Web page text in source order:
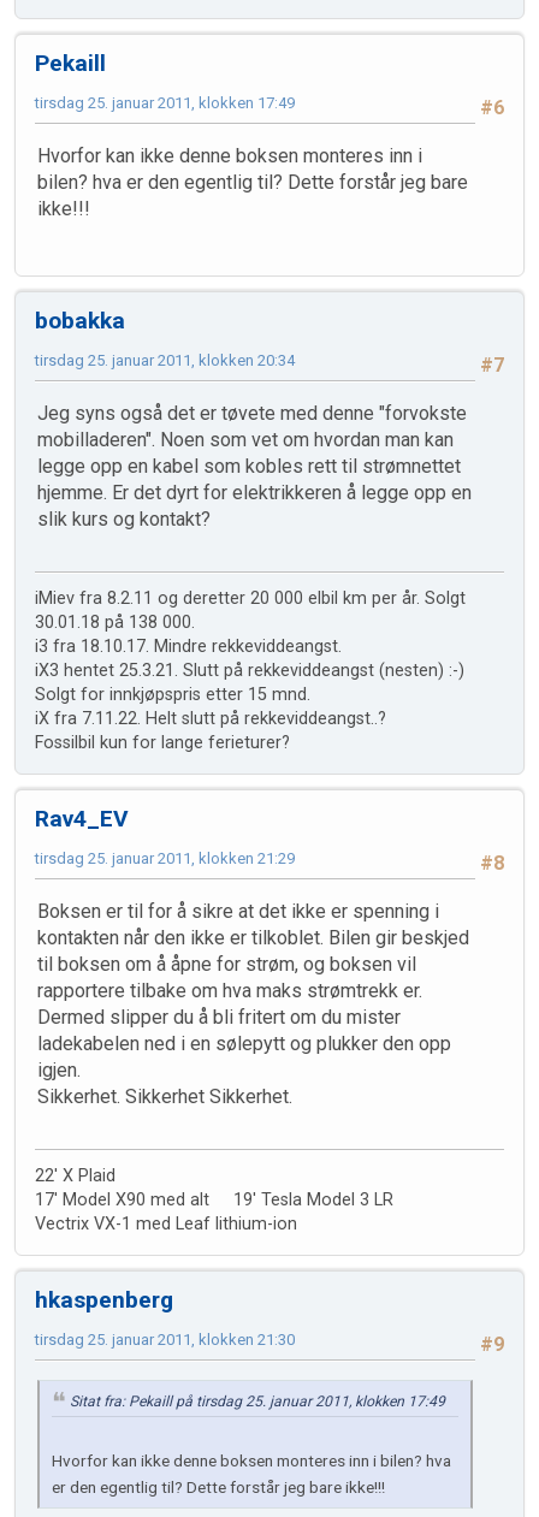
Pekaill
#6
tirsdag 25. januar 2011, klokken 17:49
Hvorfor kan ikke denne boksen monteres inn i
bilen? hva er den egentlig til? Dette forstår jeg bare
ikke!!!
bobakka
#7
tirsdag 25. januar 2011, klokken 20:34
Jeg syns også det er tøvete med denne "forvokste
mobilladeren". Noen som vet om hvordan man kan
legge opp en kabel som kobles rett til strømnettet
hjemme. Er det dyrt for elektrikkeren å legge opp en
slik kurs og kontakt?
iMiev fra 8.2.11 og deretter 20 000 elbil km per år. Solgt
30.01.18 på 138 000.
i3 fra 18.10.17. Mindre rekkeviddeangst.
iX3 hentet 25.3.21. Slutt på rekkeviddeangst (nesten) :-)
Solgt for innkjøpspris etter 15 mnd.
iX fra 7.11.22. Helt slutt på rekkeviddeangst..?
Fossilbil kun for lange ferieturer?
Rav4_EV
#8
tirsdag 25. januar 2011, klokken 21:29
Boksen er til for å sikre at det ikke er spenning i
kontakten når den ikke er tilkoblet. Bilen gir beskjed
til boksen om å åpne for strøm, og boksen vil
rapportere tilbake om hva maks strømtrekk er.
Dermed slipper du å bli fritert om du mister
ladekabelen ned i en sølepytt og plukker den opp
igjen.
Sikkerhet. Sikkerhet Sikkerhet.
22' X Plaid
17' Model X90 med alt 19' Tesla Model 3 LR
Vectrix VX-1 med Leaf lithium-ion
hkaspenberg
#9
tirsdag 25. januar 2011, klokken 21:30
Sitat fra: Pekaill på tirsdag 25. januar 2011, klokken 17:49
Hvorfor kan ikke denne boksen monteres inn i bilen? hva
er den egentlig til? Dette forstår jeg bare ikke!!!